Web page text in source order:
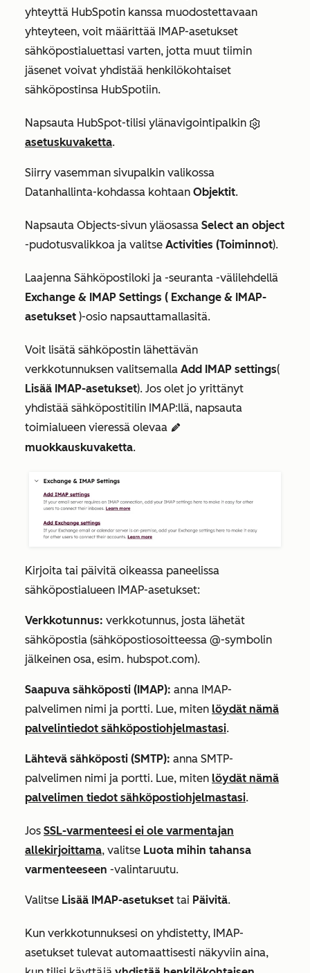
yhteyttä HubSpotin kanssa muodostettavaan
yhteyteen, voit määrittää IMAP-asetukset
sähköpostialuettasi varten, jotta muut tiimin
jäsenet voivat yhdistää henkilökohtaiset
sähköpostinsa HubSpotiin.
Napsauta HubSpot-tilisi ylänavigointipalkin
asetuskuvaketta.
Siirry vasemman sivupalkin valikossa
Datanhallinta-kohdassa kohtaan Objektit.
Napsauta Objects-sivun yläosassa Select an object
-pudotusvalikkoa ja valitse Activities (Toiminnot).
Laajenna Sähköpostiloki ja -seuranta -välilehdellä
Exchange & IMAP Settings ( Exchange & IMAP-
asetukset )-osio napsauttamallasitä.
Voit lisätä sähköpostin lähettävän
verkkotunnuksen valitsemalla Add IMAP settings(
Lisää IMAP-asetukset). Jos olet jo yrittänyt
yhdistää sähköpostitilin IMAP:llä, napsauta
toimialueen vieressä olevaa edit
muokkauskuvaketta.
Kirjoita tai päivitä oikeassa paneelissa
sähköpostialueen IMAP-asetukset:
Verkkotunnus: verkkotunnus, josta lähetät
sähköpostia (sähköpostiosoitteessa @-symbolin
jälkeinen osa, esim. hubspot.com).
Saapuva sähköposti (IMAP): anna IMAP-
palvelimen nimi ja portti. Lue, miten löydät nämä
palvelintiedot sähköpostiohjelmastasi.
Lähtevä sähköposti (SMTP): anna SMTP-
palvelimen nimi ja portti. Lue, miten löydät nämä
palvelimen tiedot sähköpostiohjelmastasi.
Jos SSL-varmenteesi ei ole varmentajan
allekirjoittama, valitse Luota mihin tahansa
varmenteeseen -valintaruutu.
Valitse Lisää IMAP-asetukset tai Päivitä.
Kun verkkotunnuksesi on yhdistetty, IMAP-
asetukset tulevat automaattisesti näkyviin aina,